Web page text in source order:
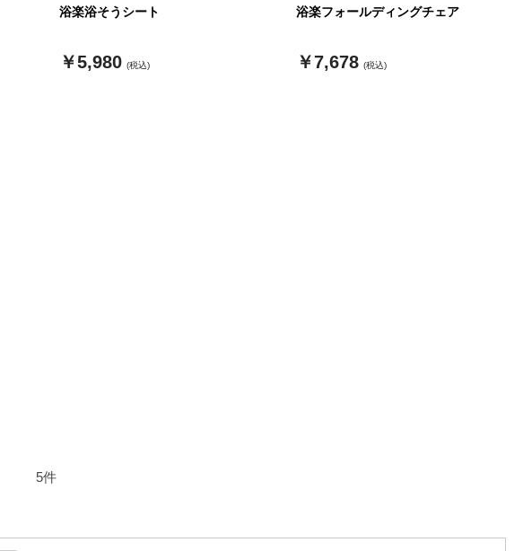
浴楽浴そうシート
￥5,980 (税込)
浴楽フォールディングチェア
￥7,678 (税込)
5件